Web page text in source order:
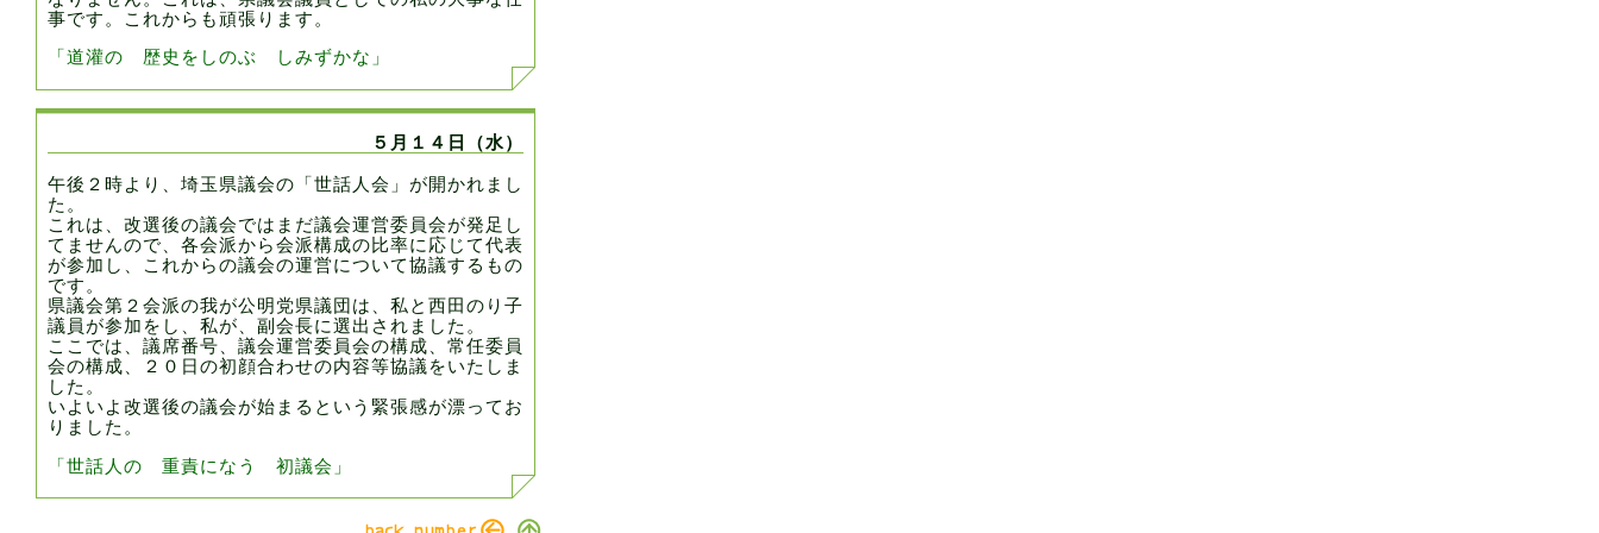
事です。これからも頑張ります。
「道灌の 歴史をしのぶ しみずかな」
５月１４日（水）
午後２時より、埼玉県議会の「世話人会」が開かれまし
た。
これは、改選後の議会ではまだ議会運営委員会が発足し
てませんので、各会派から会派構成の比率に応じて代表
が参加し、これからの議会の運営について協議するもの
です。
県議会第２会派の我が公明党県議団は、私と西田のり子
議員が参加をし、私が、副会長に選出されました。
ここでは、議席番号、議会運営委員会の構成、常任委員
会の構成、２０日の初顔合わせの内容等協議をいたしま
した。
いよいよ改選後の議会が始まるという緊張感が漂ってお
りました。
「世話人の 重責になう 初議会」